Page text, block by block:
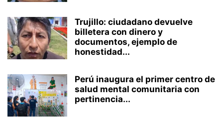
Trujillo: ciudadano devuelve
billetera con dinero y
documentos, ejemplo de
honestidad...
Perú inaugura el primer centro de
salud mental comunitaria con
pertinencia...